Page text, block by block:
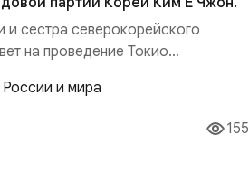
сестра северокорейского
на проведение Токио
Томагавк.«Япония отбросила
страны“ и выносит вопрос
обозрение, одновреме...
155